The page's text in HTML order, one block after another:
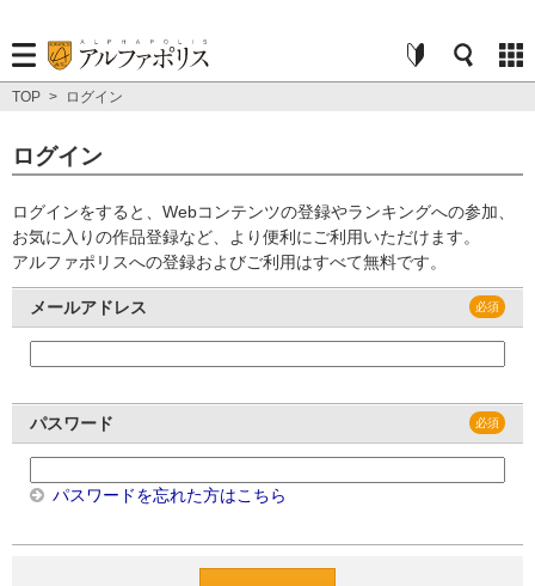
TOP > ログイン
ログイン
ログインをすると、Webコンテンツの登録やランキングへの参加、
お気に入りの作品登録など、より便利にご利用いただけます。
アルファポリスへの登録およびご利用はすべて無料です。
メールアドレス
パスワード
パスワードを忘れた方はこちら